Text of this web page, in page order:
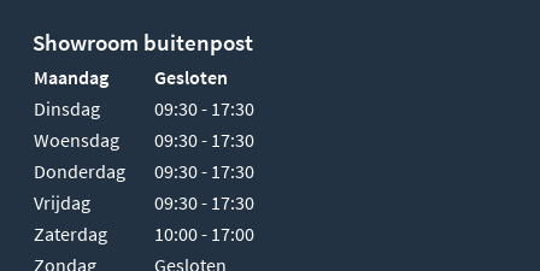
Showroom buitenpost
Maandag
Gesloten
Dinsdag
09:30 - 17:30
Woensdag
09:30 - 17:30
Donderdag
09:30 - 17:30
Vrijdag
09:30 - 17:30
Zaterdag
10:00 - 17:00
Zondag
Gesloten